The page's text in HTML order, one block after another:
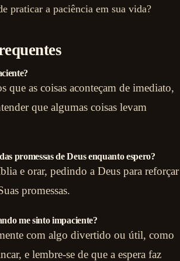
praticar a paciência em sua vida?
que as coisas aconteçam de imediato,
que algumas coisas levam
promessas de Deus enquanto espero?
e orar, pedindo a Deus para reforçar
promessas.
me sinto impaciente?
com algo divertido ou útil, como
e lembre-se de que a espera faz